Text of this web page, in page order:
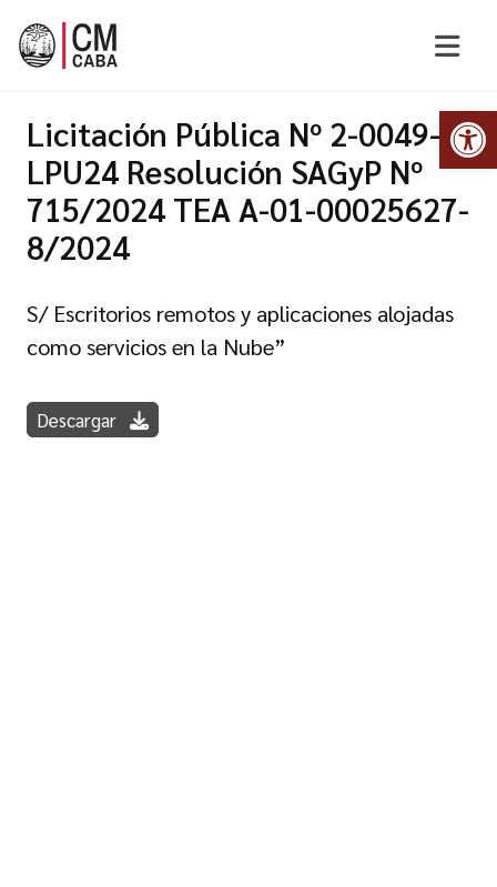
Licitación Pública Nº 2-0049-
LPU24 Resolución SAGyP Nº
715/2024 TEA A-01-00025627-
8/2024
S/ Escritorios remotos y aplicaciones alojadas
como servicios en la Nube”
Descargar